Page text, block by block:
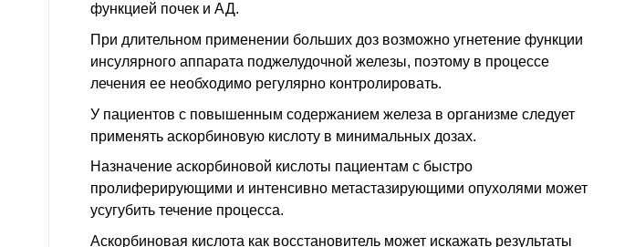
функцией почек и АД.
При длительном применении больших доз возможно угнетение функции
инсулярного аппарата поджелудочной железы, поэтому в процессе
лечения ее необходимо регулярно контролировать.
У пациентов с повышенным содержанием железа в организме следует
применять аскорбиновую кислоту в минимальных дозах.
Назначение аскорбиновой кислоты пациентам с быстро
пролиферирующими и интенсивно метастазирующими опухолями может
усугубить течение процесса.
Аскорбиновая кислота как восстановитель может искажать результаты